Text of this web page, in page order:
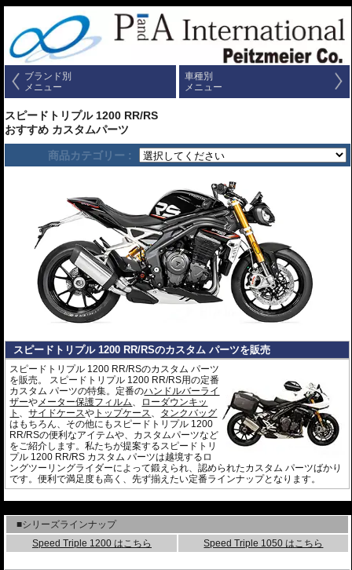
ブランド別
メニュー
車種別
メニュー
スピードトリプル 1200 RR/RS
おすすめ カスタムパーツ
商品カテゴリー :
スピードトリプル 1200 RR/RSのカスタム パーツを販売
スピードトリプル 1200 RR/RSのカスタム パーツ
を販売。 スピードトリプル 1200 RR/RS用の定番
カスタム パーツの特集。定番のハンドルバーライ
ザーやメーター保護フィルム、
ローダウンキッ
ト 、サイドケースや トップケース、 タンクバッグ
はもちろん、その他にもスピードトリプル 1200
RR/RSの便利なアイテムや、カスタムパーツなど
をご紹介します。私たちが提案するスピードトリ
プル 1200 RR/RS カスタム パーツは越境するロ
ングツーリングライダーによって鍛えられ、認められたカスタム パーツばかり
です。便利で満足度も高く、先ず揃えたい定番ラインナップとなります。
■シリーズラインナップ
Speed Triple 1200 はこちら
Speed Triple 1050 はこちら